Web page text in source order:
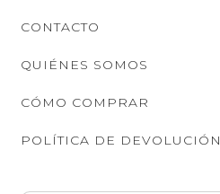
CONTACTO
QUIÉNES SOMOS
CÓMO COMPRAR
POLÍTICA DE DEVOLUCIÓN